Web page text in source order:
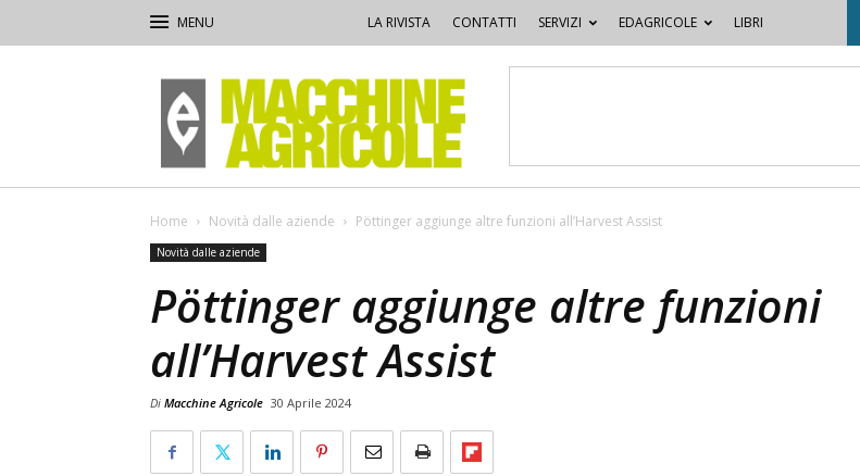
LA RIVISTA CONTATTI SERVIZI EDAGRICOLE LIBRI
Macchine
Agricole
Home Novità dalle aziende Pöttinger aggiunge altre funzioni all’Harvest Assist
Novità dalle aziende
Pöttinger aggiunge altre funzioni
all’Harvest Assist
Di Macchine Agricole 30 Aprile 2024